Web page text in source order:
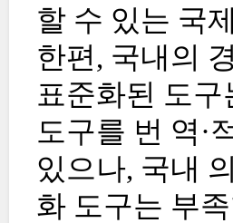
할 수 있는 국
한편, 국내의
표준화된 도
도구를 번 역·
있으나, 국내
화 도구는 부